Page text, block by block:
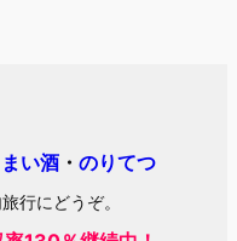
い酒 ・のりてつ
行にどうぞ。